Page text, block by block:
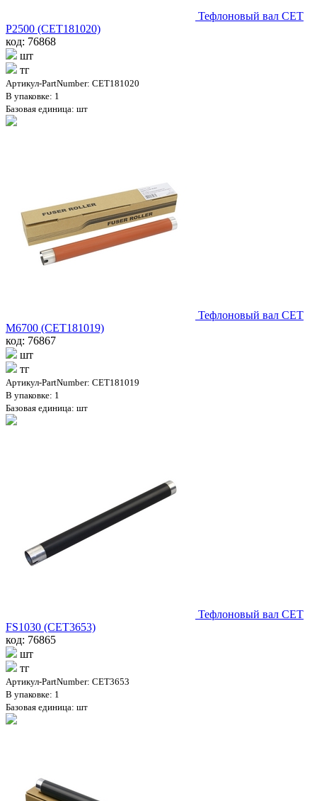
Тефлоновый вал CET
P2500 (CET181020)
код: 76868
шт
тг
Артикул-PartNumber: CET181020
В упаковке: 1
Базовая единица: шт
Тефлоновый вал CET
M6700 (CET181019)
код: 76867
шт
тг
Артикул-PartNumber: CET181019
В упаковке: 1
Базовая единица: шт
Тефлоновый вал CET
FS1030 (CET3653)
код: 76865
шт
тг
Артикул-PartNumber: CET3653
В упаковке: 1
Базовая единица: шт